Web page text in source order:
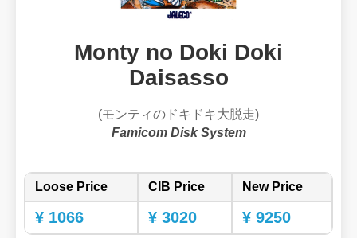
Monty no Doki Doki
Daisasso
(モンティのドキドキ大脱走)
Famicom Disk System
Loose Price CIB Price New Price
¥ 1066 ¥ 3020 ¥ 9250